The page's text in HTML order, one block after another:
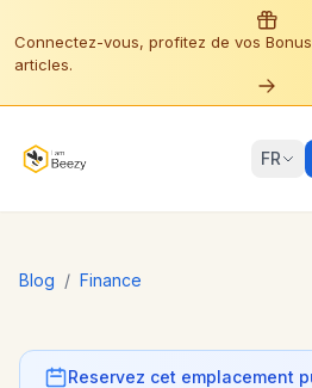
Connectez-vous, profitez de vos
articles.
FR
Blog / Finance
Reservez cet emplacement